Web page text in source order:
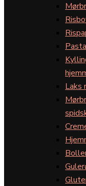
Laks